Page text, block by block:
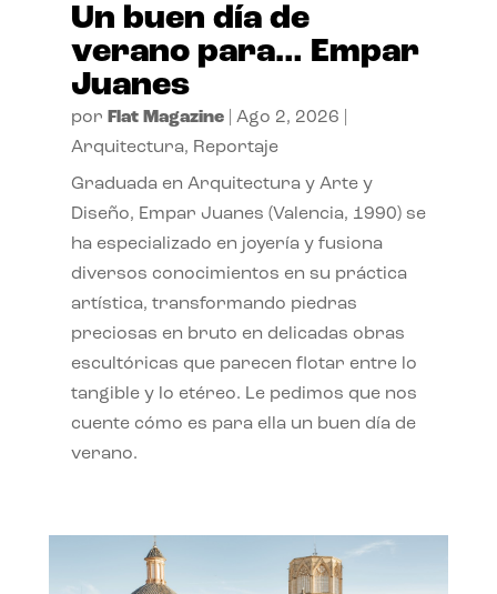
Un buen día de
verano para… Empar
Juanes
por Flat Magazine| Ago 2, 2026
Arquitectura, Reportaje
Graduada en Arquitectura y Arte y
Diseño, Empar Juanes (Valencia, 1990) se
ha especializado en joyería y fusiona
diversos conocimientos en su práctica
artística, transformando piedras
preciosas en bruto en delicadas obras
escultóricas que parecen flotar entre lo
tangible y lo etéreo. Le pedimos que nos
cuente cómo es para ella un buen día de
verano.